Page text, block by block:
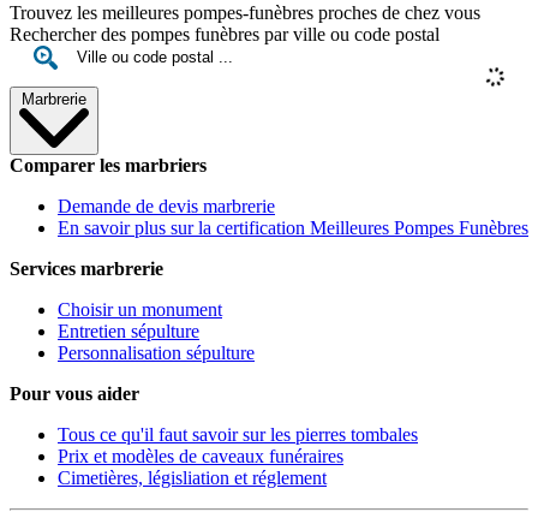
Trouvez les meilleures pompes-funèbres proches de chez vous
Rechercher des pompes funèbres par ville ou code postal
Marbrerie
Comparer les marbriers
Demande de devis marbrerie
En savoir plus sur la certification Meilleures Pompes Funèbres
Services marbrerie
Choisir un monument
Entretien sépulture
Personnalisation sépulture
Pour vous aider
Tous ce qu'il faut savoir sur les pierres tombales
Prix et modèles de caveaux funéraires
Cimetières, législiation et réglement